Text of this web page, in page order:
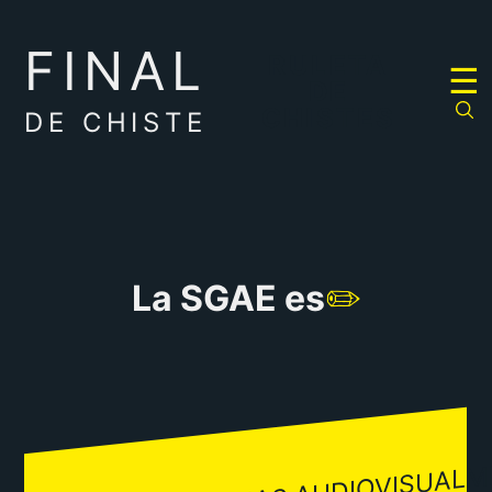
FINAL
DE CHISTE
☰
La SGAE es✏️